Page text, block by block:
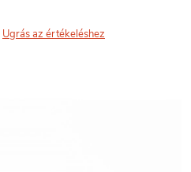
Ugrás az értékeléshez